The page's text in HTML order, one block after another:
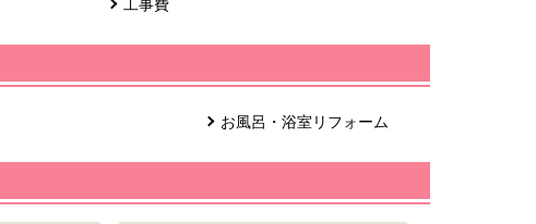
工事費
お風呂・浴室リフォーム